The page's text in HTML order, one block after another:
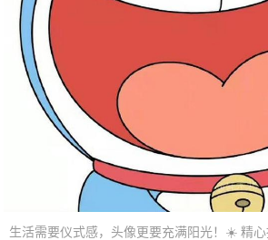
生活需要仪式感，头像更要充满阳光！☀️ 精心